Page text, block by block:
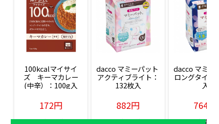
100kcalマイサイ
ズ　キーマカレー
(中辛）：100g入
172円
販売価格(税込)
dacco マミーパット
アクティブライト：
132枚入
882円
販売価格(税込)
dacco マミー
ロングタイム
入
764円
販売価格(税